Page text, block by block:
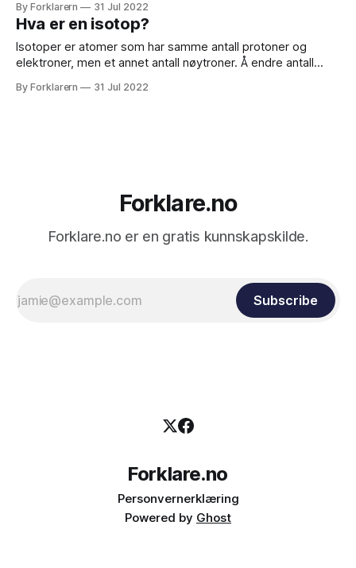
typer molekyler. Forbindelser Når atomer av forskjellige
typer grunnstoffer går sammen, lager de molekyler som
kalles forbindelser. Vann består av sammensatte
By Forklarern 31 Jul 2022
Hva er en isotop?
Isotoper er atomer som har samme antall protoner og
elektroner, men et annet antall nøytroner. Å endre antall
grunnstoffer med forskjellig antall nøytroner kalles
By Forklarern 31 Jul 2022
Forklare.no
Forklare.no er en gratis kunnskapskilde.
Subscribe
Forklare.no
Personvernerklæring
Powered by Ghost